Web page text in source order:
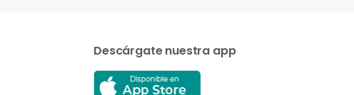
Descárgate nuestra app